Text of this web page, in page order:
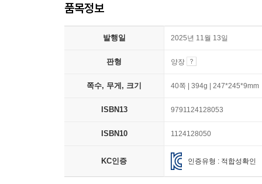
품목정보
발행일 2025년 11월 13일
판형 양장
쪽수, 무게, 크기 40쪽 | 394g | 247*245*9mm
ISBN13 9791124128053
ISBN10 1124128050
KC인증 인증유형 : 적합성확인